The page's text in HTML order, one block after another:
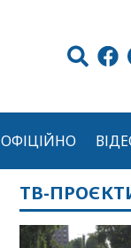
ОФІЦІЙНО
ТВ-